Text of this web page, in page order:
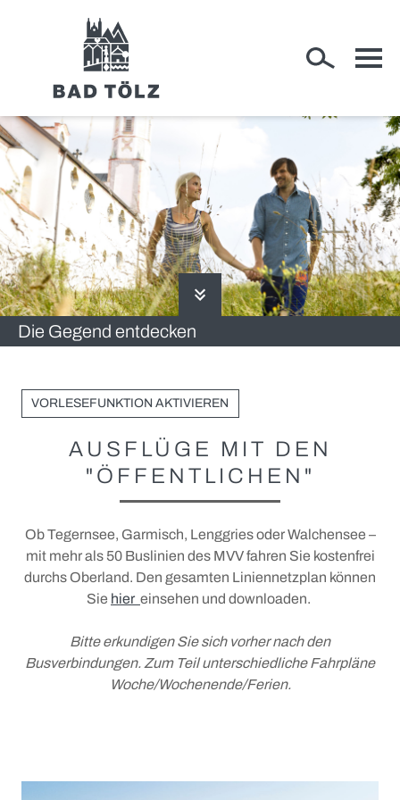
Die Gegend entdecken
RATHAUS
WIRTSCHAFT
RUND UM BAD TÖLZ
Unterkünfte
Urlaubsangebote
Gruppenangebote
Camping und Wohnmobil
Ausflüge
+
Ausflugsticker
Service vor Ort
+
Parken in der Stadt
MVV: Münchner Verkehrs- und Tarifverbund
MVV-Netz und Busfahrpläne
Prospektanfrage und Downloads
Login Gastgeber
Bad Tölz für alle (Barrierefrei)
VORLESEFUNKTION AKTIVIEREN
AUSFLÜGE MIT DEN
"ÖFFENTLICHEN"
Ob Tegernsee, Garmisch, Lenggries oder Walchensee –
mit mehr als 50 Buslinien des MVV fahren Sie kostenfrei
durchs Oberland. Den gesamten Liniennetzplan können
Sie hier einsehen und downloaden.
Bitte erkundigen Sie sich vorher nach den
Busverbindungen. Zum Teil unterschiedliche Fahrpläne
Woche/Wochenende/Ferien.